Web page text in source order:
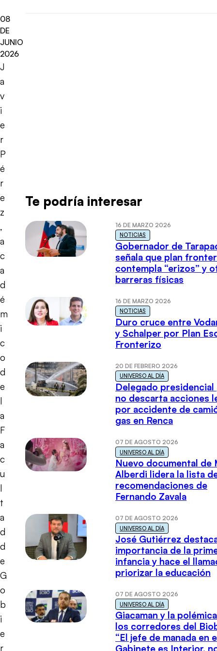
08
DE
JUNIO
2026
J
a
v
i
e
r
P
é
r
e
z
,
a
c
a
d
é
m
i
c
o
d
e
l
a
F
a
c
u
l
t
a
d
d
e
G
o
b
i
e
r
Te podría interesar
16 DE MARZO 2026
NOTICIAS
Gobernador de
señala que plan
contempla “erizos” y
barreras físicas
16 DE MARZO 2026
NOTICIAS
Duro cruce entre
y Schalper por Plan
Fronterizo
20 DE FEBRERO 2026
UNIVERSO AL DÍA
Delegado presidencial
no descarta acciones
por accidente de
gas en Renca
07 DE AGOSTO 2026
UNIVERSO AL DÍA
Nuevo documental de
Alberdi lidera la lista
recomendaciones de
Fernando Zavala
07 DE AGOSTO 2026
UNIVERSO AL DÍA
José Gutiérrez
importancia de la
infancia y hace el
priorizar la educación
07 DE AGOSTO 2026
UNIVERSO AL DÍA
Giacaman y la
los corredores del
“El jefe de manada en